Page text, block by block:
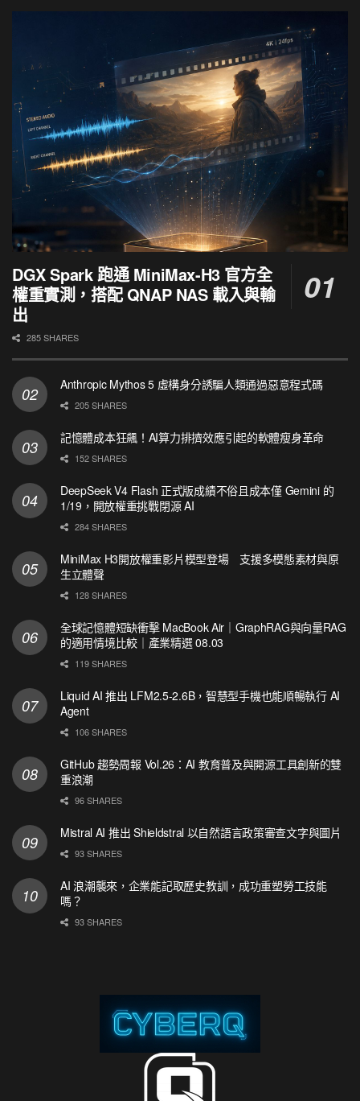
DGX Spark 跑通 MiniMax-H3 官方全
權重實測，搭配 QNAP NAS 載入與輸
出
285 SHARES
Anthropic Mythos 5 虛構身分誘騙人類通過惡意程式碼
205 SHARES
記憶體成本狂飆！AI算力排擠效應引起的軟體瘦身革命
152 SHARES
DeepSeek V4 Flash 正式版成績不俗且成本僅 Gemini 的
1/19，開放權重挑戰閉源 AI
284 SHARES
MiniMax H3開放權重影片模型登場 支援多模態素材與原
生立體聲
128 SHARES
全球記憶體短缺衝擊 MacBook Air｜GraphRAG與向量RAG
的適用情境比較｜產業精選 08.03
119 SHARES
Liquid AI 推出 LFM2.5-2.6B，智慧型手機也能順暢執行 AI
Agent
106 SHARES
GitHub 趨勢周報 Vol.26：AI 教育普及與開源工具創新的雙
重浪潮
96 SHARES
Mistral AI 推出 Shieldstral 以自然語言政策審查文字與圖片
93 SHARES
AI 浪潮襲來，企業能記取歷史教訓，成功重塑勞工技能
嗎？
93 SHARES